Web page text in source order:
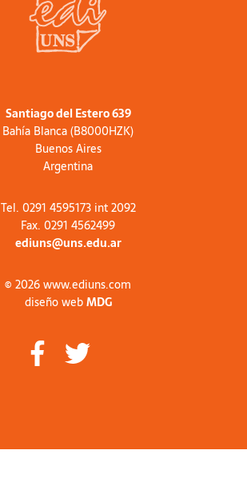
Santiago del Estero 639
Bahía Blanca (B8000HZK)
Buenos Aires
Argentina
Tel. 0291 4595173 int 2092
Fax. 0291 4562499
ediuns@uns.edu.ar
© 2026 www.ediuns.com
diseño webMDG